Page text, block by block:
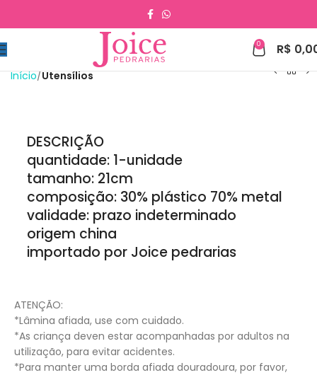
0 R$
Início Utensílios
DESCRIÇÃO
quantidade: 1-unidade
tamanho: 21cm
composição: 30% plástico 70% metal
validade: prazo indeterminado
origem china
importado por Joice pedrarias
ATENÇÃO:
*Lâmina afiada, use com cuidado.
*As criança deven estar acompanhadas por adultos na
utilização, para evitar acidentes.
*Para manter uma borda afiada douradoura, por favor,